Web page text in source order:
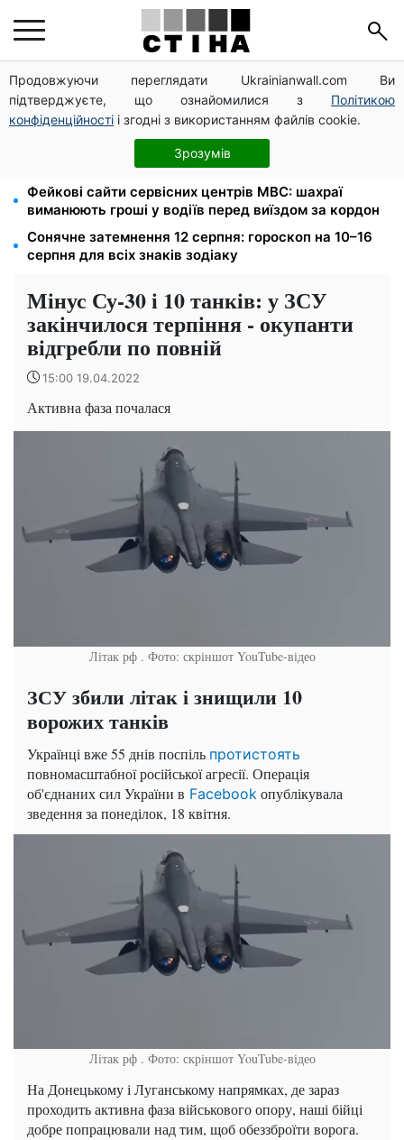
Продовжуючи переглядати Ukrainianwall.com Ви
підтверджуєте, що ознайомилися з Політикою
конфіденційності і згодні з використанням файлів cookie.
Зрозумів
Церковне свято 9 серпня: апостол Матфій, три
суворі заборони Успенського посту та прикмети на
зиму
Зарплата 30 000 грн — пенсія 11 500 грн: ПФУ
пояснив формулу розрахунку виплат у 2026 році
Фейкові сайти сервісних центрів МВС: шахраї
виманюють гроші у водіїв перед виїздом за кордон
Сонячне затемнення 12 серпня: гороскоп на 10–16
серпня для всіх знаків зодіаку
Мінус Су-30 і 10 танків: у ЗСУ
закінчилося терпіння - окупанти
відгребли по повній
15:00 19.04.2022
Активна фаза почалася
Літак рф . Фото: скріншот YouTube-відео
ЗСУ збили літак і знищили 10
ворожих танків
Українці вже 55 днів поспіль протистоять
повномасштабної російської агресії. Операція
об'єднаних сил України в Facebook опублікувала
зведення за понеділок, 18 квітня.
Літак рф . Фото: скріншот YouTube-відео
На Донецькому і Луганському напрямках, де зараз
проходить активна фаза військового опору, наші бійці
добре попрацювали над тим, щоб обеззброїти ворога.